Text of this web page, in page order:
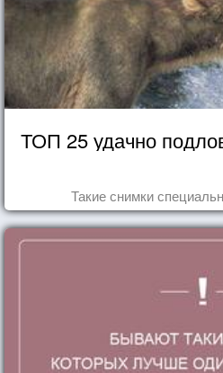
ТОП 25 удачно
Такие снимки